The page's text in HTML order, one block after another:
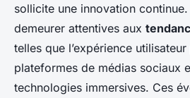
sollicite une innovation
demeurer attentives aux
telles que l’expérience
plateformes de médias sociaux
technologies immersives. Ces